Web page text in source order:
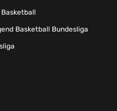
Basketball Bundesliga